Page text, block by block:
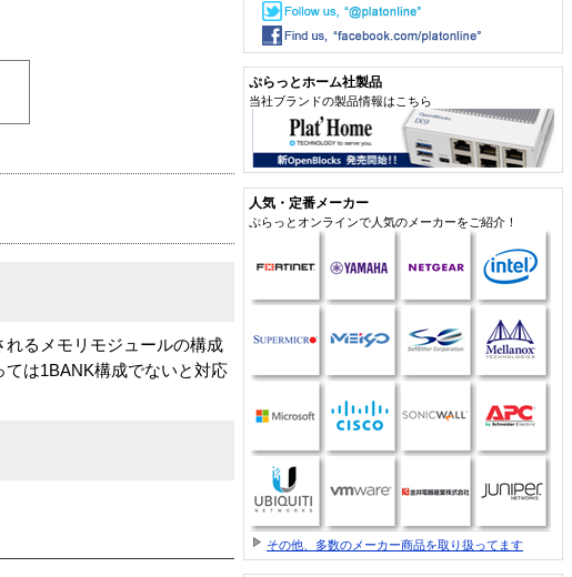
るメモリモジュールの構成
は1BANK構成でないと対応
ぷらっとホーム社製品
当社ブランドの製品情報はこちら
人気・定番メーカー
ぷらっとオンラインで人気のメーカーをご紹介！
その他、多数のメーカー商品を取り扱ってます